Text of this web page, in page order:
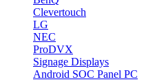
Clevertouch
LG
NEC
ProDVX
Signage Displays
Android SOC Panel PC